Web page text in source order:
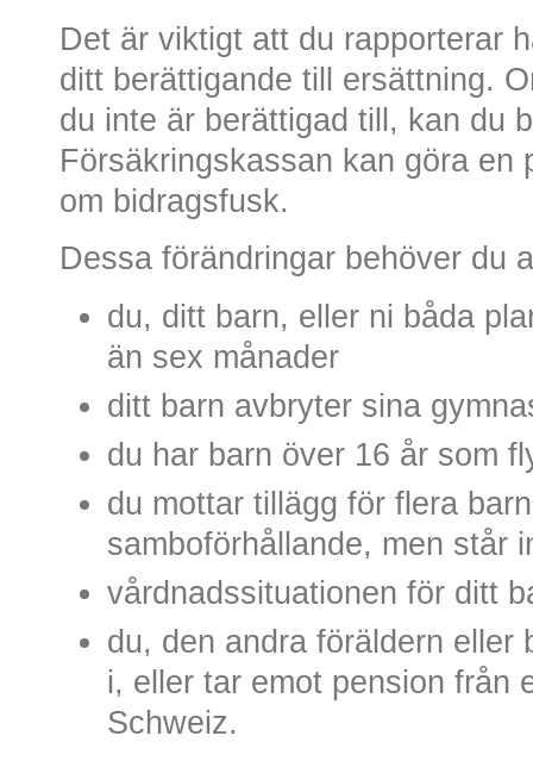
Det är viktigt att du rapporterar
ditt berättigande till ersättning.
du inte är berättigad till, kan du
Försäkringskassan kan göra en
om bidragsfusk.
Dessa förändringar behöver du
du, ditt barn, eller ni båda
än sex månader
ditt barn avbryter sina
du har barn över 16 år som
du mottar tillägg för flera
samboförhållande, men står
vårdnadssituationen för ditt
du, den andra föräldern eller
i, eller tar emot pension från
Schweiz.